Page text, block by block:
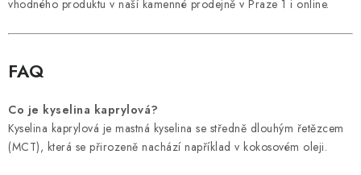
vhodného produktu v naší kamenné prodejně v Praze 1 i online.
FAQ
Co je kyselina kaprylová?
Kyselina kaprylová je mastná kyselina se středně dlouhým řetězcem
(MCT), která se přirozeně nachází například v kokosovém oleji.